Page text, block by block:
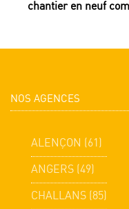
chantier en neuf
NOS AGENCES
ALENÇON (61)
ANGERS (49)
CHALLANS (85)